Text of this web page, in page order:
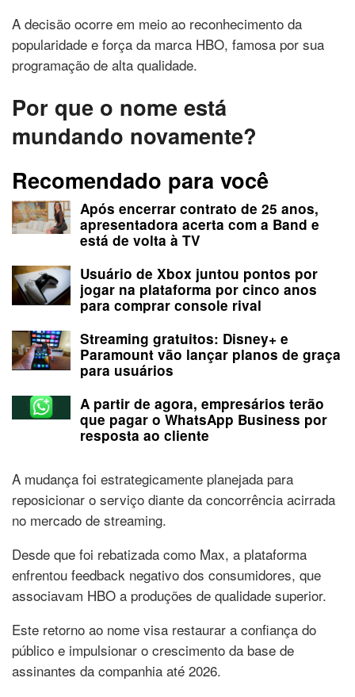
A decisão ocorre em meio ao reconhecimento da
popularidade e força da marca HBO, famosa por sua
programação de alta qualidade.
Por que o nome está
mundando novamente?
Recomendado para você
Após encerrar contrato de 25 anos,
apresentadora acerta com a Band e
está de volta à TV
Usuário de Xbox juntou pontos por
jogar na plataforma por cinco anos
para comprar console rival
Streaming gratuitos: Disney+ e
Paramount vão lançar planos de graça
para usuários
A partir de agora, empresários terão
que pagar o WhatsApp Business por
resposta ao cliente
A mudança foi estrategicamente planejada para
reposicionar o serviço diante da concorrência acirrada
no mercado de streaming.
Desde que foi rebatizada como Max, a plataforma
enfrentou feedback negativo dos consumidores, que
associavam HBO a produções de qualidade superior.
Este retorno ao nome visa restaurar a confiança do
público e impulsionar o crescimento da base de
assinantes da companhia até 2026.